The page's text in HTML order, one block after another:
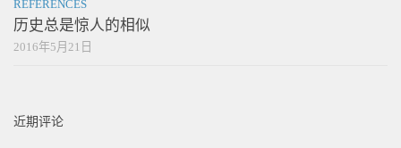
REFERENCES
历史总是惊人的相似
2016年5月21日
近期评论